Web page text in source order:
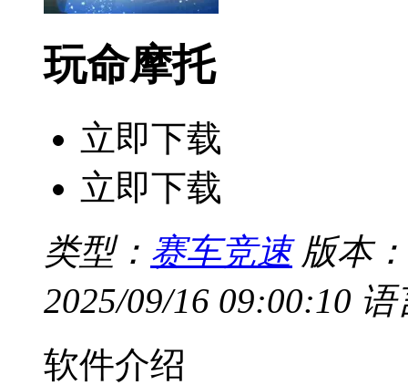
玩命摩托
立即下载
立即下载
类型： 赛车竞速 版本
2025/09/16 09:00:10 语
软件介绍